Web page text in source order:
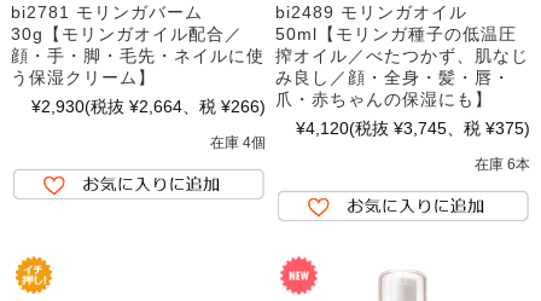
bi2781 モリンガバーム
30g【モリンガオイル配合／
顔・手・脚・毛先・ネイルに使
う保湿クリーム】
¥2,930(税抜 ¥2,664、税 ¥266)
在庫 4個
bi2489 モリンガオイル
50ml【モリンガ種子の低温圧
搾オイル／べたつかず、肌なじ
み良し／顔・全身・髪・唇・
爪・赤ちゃんの保湿にも】
¥4,120(税抜 ¥3,745、税 ¥375)
在庫 6本